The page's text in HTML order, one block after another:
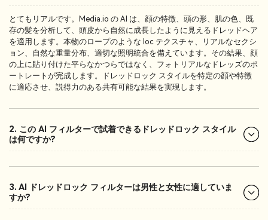
とてもリアルです。Media.io の AI は、顔の特徴、頭の形、肌の色、既
存の髪を分析して、頭皮から自然に成長したように見えるドレッドヘア
を適用します。本物のロープのような loc テクスチャ、リアルなセクシ
ョン、自然な重量分布、適切な照明統合を備えています。その結果、顔
の上に貼り付けた平らなかつらではなく、フォトリアルなドレッズのポ
ートレートが完成します。ドレッドロック スタイルを特定の顔や特徴
に適応させ、説得力のある共有可能な結果を実現します。
2. この AI フィルターで試着できるドレッドロック スタイル
は何ですか?
3. AI ドレッドロック フィルターは男性と女性に適していま
すか?